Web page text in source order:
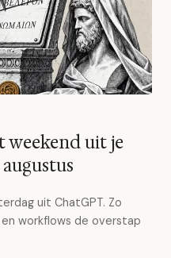
weekend uit je
uit ChatGPT. Zo
workflows de overstap